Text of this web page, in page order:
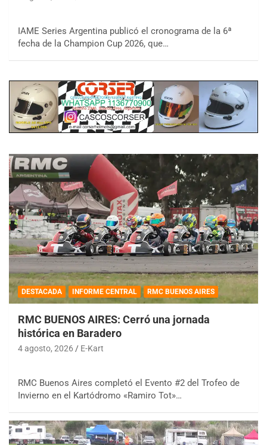
IAME Series Argentina publicó el cronograma de la 6ª
fecha de la Champion Cup 2026, que…
DESTACADA INFORME CENTRAL RMC BUENOS AIRES
RMC BUENOS AIRES: Cerró una jornada
histórica en Baradero
4 agosto, 2026 E-Kart
RMC Buenos Aires completó el Evento #2 del Trofeo de
Invierno en el Kartódromo «Ramiro Tot»…